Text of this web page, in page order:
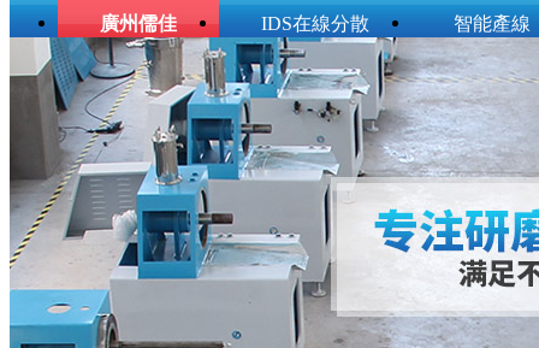
廣州儒佳 IDS在線分散 智能產線
聯系儒佳